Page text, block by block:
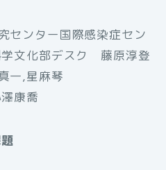
センター国際感染症セン
文化部デスク 藤原淳登
一,星麻琴
康喬